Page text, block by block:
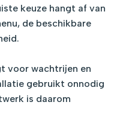
keuze hangt af van
de beschikbare
voor wachtrijen en
gebruikt onnodig
is daarom